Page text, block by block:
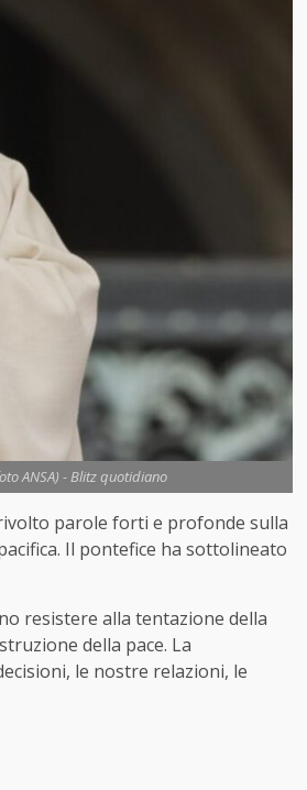
ANSA) - Blitz quotidiano
parole forti e profonde sulla
Il pontefice ha sottolineato
resistere alla tentazione della
della pace. La
le nostre relazioni, le